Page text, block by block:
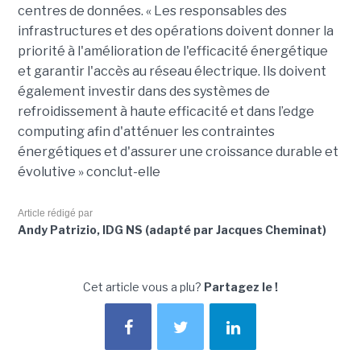
centres de données. « Les responsables des
infrastructures et des opérations doivent donner la
priorité à l'amélioration de l'efficacité énergétique
et garantir l'accès au réseau électrique. Ils doivent
également investir dans des systèmes de
refroidissement à haute efficacité et dans l’edge
computing afin d'atténuer les contraintes
énergétiques et d'assurer une croissance durable et
évolutive » conclut-elle
Article rédigé par
Andy Patrizio, IDG NS (adapté par Jacques Cheminat)
Cet article vous a plu? Partagez le !